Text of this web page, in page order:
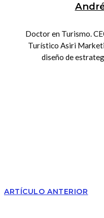
Doctor en Turismo.
Turístico Asiri
diseño de
ARTÍCULO ANTERIOR